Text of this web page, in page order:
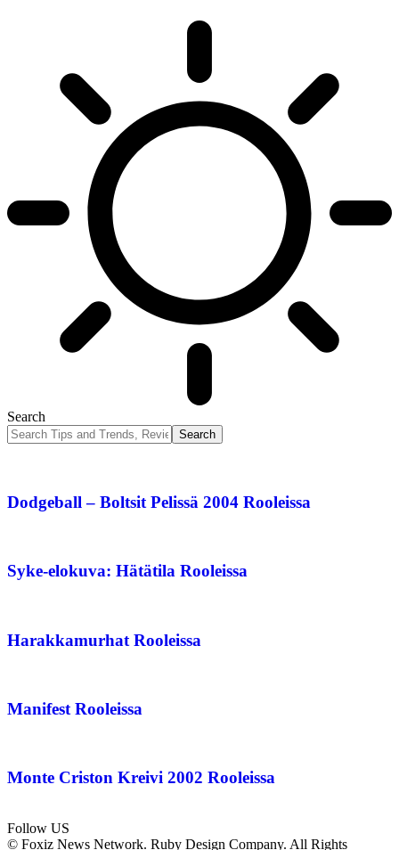
Search
Dodgeball – Boltsit Pelissä 2004 Rooleissa
Syke-elokuva: Hätätila Rooleissa
Harakkamurhat Rooleissa
Manifest Rooleissa
Monte Criston Kreivi 2002 Rooleissa
Follow US
© Foxiz News Network. Ruby Design Company. All Rights